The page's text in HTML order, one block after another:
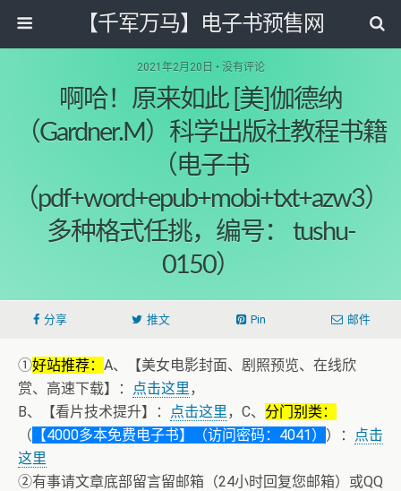
【千军万马】电子书预售网
2021年2月20日 • 没有评论
啊哈！原来如此 [美]伽德纳
（Gardner.M）科学出版社教程书籍
（电子书
（pdf+word+epub+mobi+txt+azw3）
多种格式任挑，编号： tushu-
0150）
分享 推文 Pin 邮件
①好站推荐： A、【美女电影封面、剧照预览、在线欣
赏、高速下载】：
点击这里，
B、【看片技术提升】：
点击这里，C、 分门别类：
（ 【4000多本免费电子书】（访问密码：4041） ）：
点击
这里
②有事请文章底部留言留邮箱（24小时回复您邮箱）或QQ